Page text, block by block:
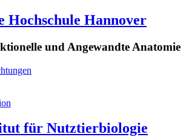
Hochschule Hannover
und Angewandte Anatomie
für Nutztierbiologie